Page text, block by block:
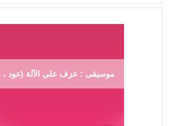
موسيقى : عزف على الآلة (عود ،